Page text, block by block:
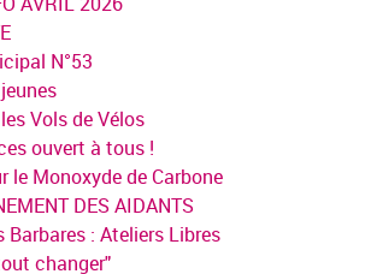
N°53
Vols de Vélos
ouvert à tous !
le Monoxyde de Carbone
DES AIDANTS
Barbares : Ateliers Libres
changer"